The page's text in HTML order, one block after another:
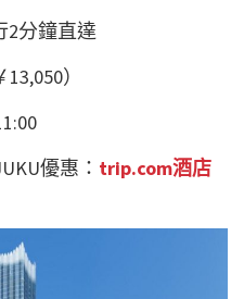
2分鐘直達
）
優惠： trip.com酒店